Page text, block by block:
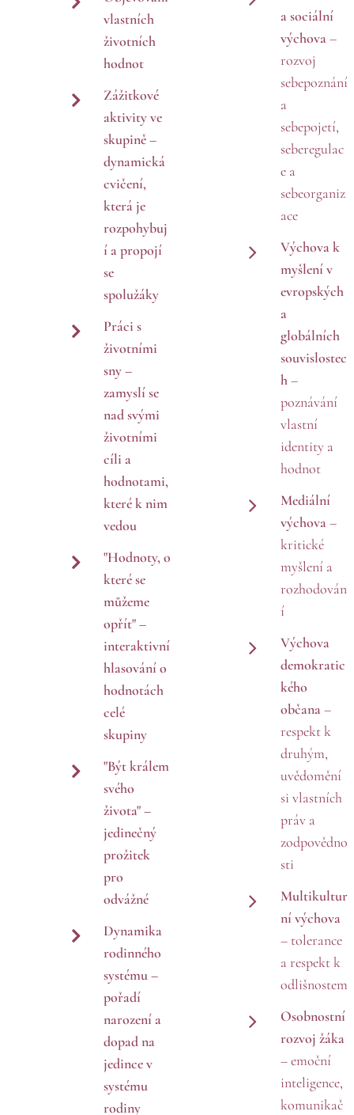
vlastních
životních
hodnot
Zážitkové
aktivity ve
skupině–
dynamická
cvičení,
která je
rozpohybuj
í a propojí
se
spolužáky
Práci s
životními
sny–
zamyslí se
nad svými
životními
cíli a
hodnotami,
které k nim
vedou
"Hodnoty, o
které se
můžeme
opřít"–
interaktivní
hlasování o
hodnotách
celé
skupiny
"Být králem
svého
života"–
jedinečný
prožitek
pro
odvážné
Dynamika
rodinného
systému–
pořadí
narození a
dopad na
jedince v
systému
rodiny
a sociální
výchova–
rozvoj
sebepoznání
a
sebepojetí,
seberegulac
e a
sebeorganiz
ace
Výchova k
myšlení v
evropských
a
globálních
souvislostec
h–
poznávání
vlastní
identity a
hodnot
Mediální
výchova–
kritické
myšlení a
rozhodován
í
Výchova
demokratic
kého
občana–
respekt k
druhým,
uvědomění
si vlastních
práv a
zodpovědno
sti
Multikultur
ní výchova
– tolerance
a respekt k
odlišnostem
Osobnostní
rozvoj žáka
– emoční
inteligence,
komunikač